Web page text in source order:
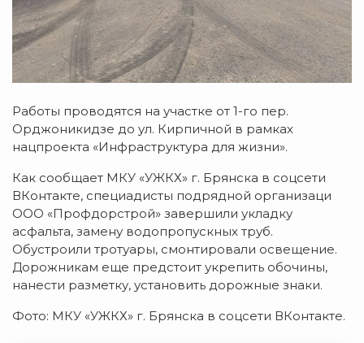
Работы проводятся на участке от 1-го пер.
Орджоникидзе до ул. Кирпичной в рамках
нацпроекта «Инфраструктура для жизни».
Как сообщает МКУ «УЖКХ» г. Брянска в соцсети
ВКонтакте, специадисты подрядной организаци
ООО «Профдорстрой» завершили укладку
асфальта, замену водопропускных труб.
Обустроили тротуары, смонтировали освещение.
Дорожникам еще предстоит укрепить обочины,
нанести разметку, установить дорожные знаки.
Фото: МКУ «УЖКХ» г. Брянска в соцсети ВКонтакте.